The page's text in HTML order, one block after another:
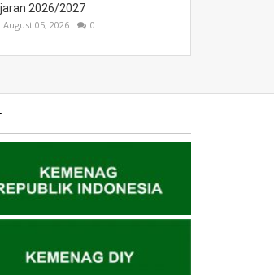
2026/2027
August 05, 2026 0